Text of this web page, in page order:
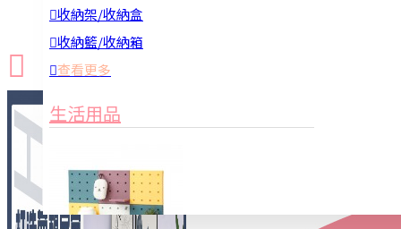
收納架/收納盒
收納籃/收納箱
查看更多
生活用品